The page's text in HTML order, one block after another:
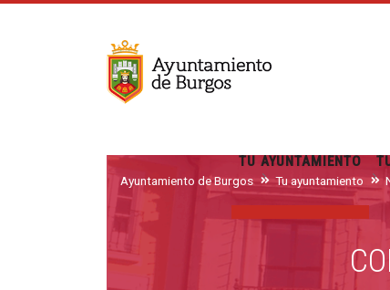
TU AYUNTAMIENTO
Ayuntamiento de Burgos Tu ayuntamiento